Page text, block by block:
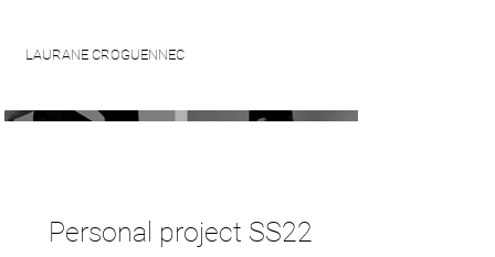
LAURANE CROGUENNEC
Personal project SS22